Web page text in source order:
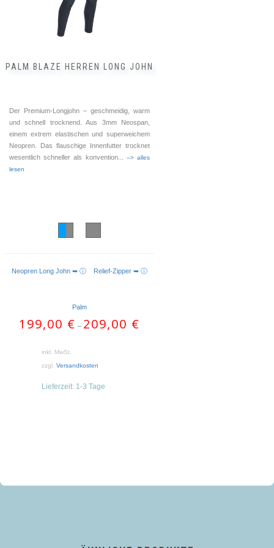
PALM BLAZE HERREN LONG JOHN
Der Premium-Longjohn – geschmeidig, warm
und schnell trocknend. Aus 3mm Neospan,
einem extrem elastischen und superweichem
Neopren. Das flauschige Innenfutter trocknet
wesentlich schneller als konvention... --> alles
lesen
AUSFÜHRUNG WÄHLEN
Neopren Long John ➥ ⓘ Relief-Zipper ➥ ⓘ
Palm
199,00 € – 209,00 €
inkl. MwSt.
zzgl. Versandkosten
Lieferzeit: 1-3 Tage